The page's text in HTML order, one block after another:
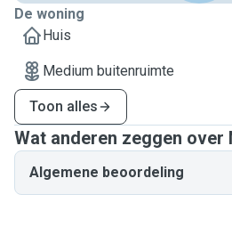
De woning
Huis
Medium buitenruimte
Toon alles
Wat anderen zeggen over
Algemene beoordeling